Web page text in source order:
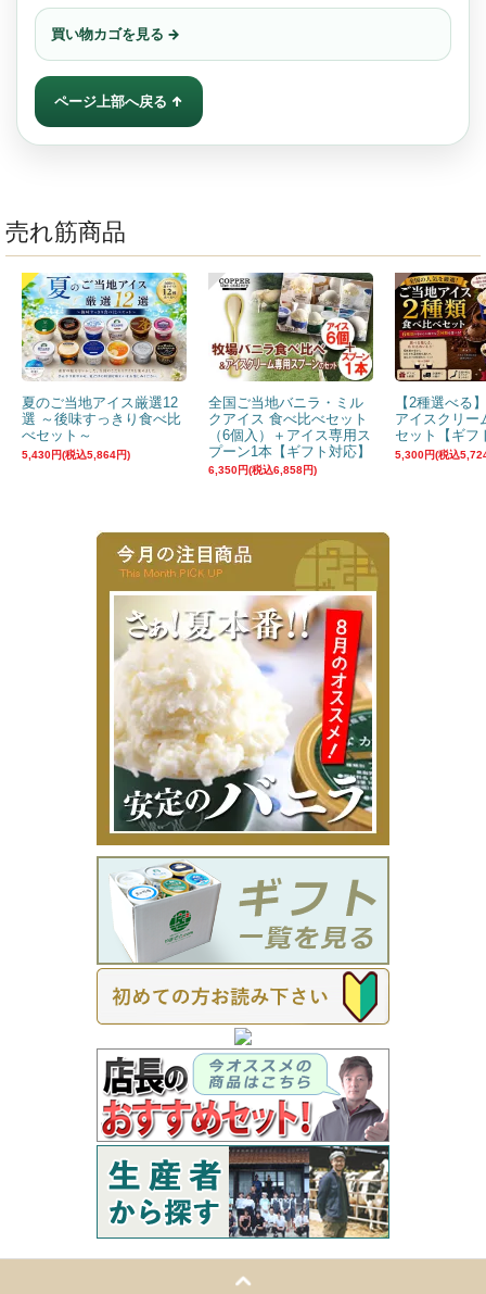
買い物カゴを見る →
ページ上部へ戻る ↑
売れ筋商品
夏のご当地アイス厳選12
選 ～後味すっきり食べ比
べセット～
5,430円(税込5,864円)
全国ご当地バニラ・ミル
クアイス 食べ比べセット
（6個入）＋アイス専用ス
プーン1本【ギフト対応】
6,350円(税込6,858円)
【2種選べる
アイスクリー
セット【ギフ
5,300円(税込